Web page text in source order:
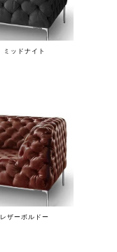
ミッドナイト
レザーボルドー